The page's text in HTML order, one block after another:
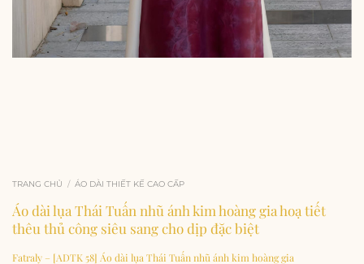
TRANG CHỦ / ÁO DÀI THIẾT KẾ CAO CẤP
Áo dài lụa Thái Tuấn nhũ ánh kim hoàng gia hoạ tiết
thêu thủ công siêu sang cho dịp đặc biệt
Fatraly – [ADTK 58] Áo dài lụa Thái Tuấn nhũ ánh kim hoàng gia